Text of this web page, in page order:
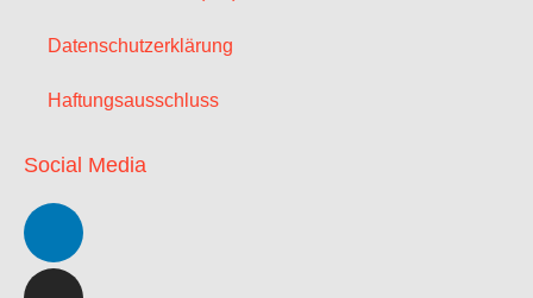
Datenschutzerklärung
Haftungsausschluss
Social Media